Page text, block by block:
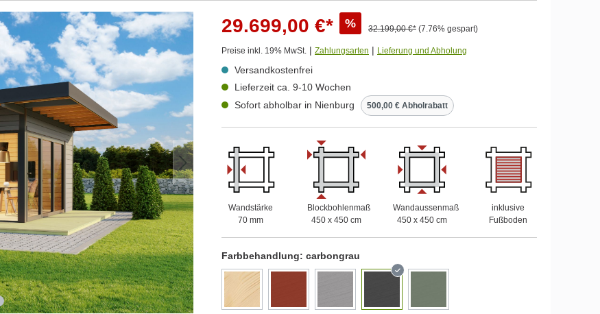
29.699,00 €* % 32.199,00 €* (7.76% gespart)
Preise inkl. 19% MwSt. | Zahlungsarten | Lieferung und Abholung
Versandkostenfrei
Lieferzeit ca. 9-10 Wochen
Sofort abholbar in Nienburg
500,00 € Abholrabatt
Wandstärke
70 mm
Blockbohlenmaß
450 x 450 cm
Wandaussenmaß
450 x 450 cm
inklusive
Fußboden
Farbbehandlung: carbongrau